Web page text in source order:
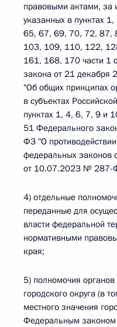
правовыми актами, за
указанных в пунктах
65, 67, 69, 70, 72, 87,
103, 109, 110, 122,
161, 168, 170 части 1
закона от 21
"Об общих принципах
в субъектах
пунктах 1, 4, 6, 7, 9 и
51 Федерального
ФЗ "О
федеральных
от 10.07.2023 № 287-
4) отдельные
переданные для
власти федеральной
нормативными
края;
5) полномочия
городского округа (в
местного значения
Федеральным законом